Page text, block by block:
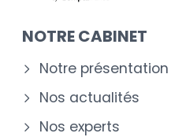
NOTRE CABINET
Notre présentation
Nos actualités
Nos experts